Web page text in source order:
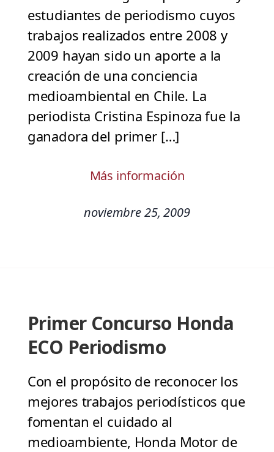
estudiantes de periodismo cuyos
trabajos realizados entre 2008 y
2009 hayan sido un aporte a la
creación de una conciencia
medioambiental en Chile. La
periodista Cristina Espinoza fue la
ganadora del primer […]
Más información
noviembre 25, 2009
Primer Concurso Honda
ECO Periodismo
Con el propósito de reconocer los
mejores trabajos periodísticos que
fomentan el cuidado al
medioambiente, Honda Motor de